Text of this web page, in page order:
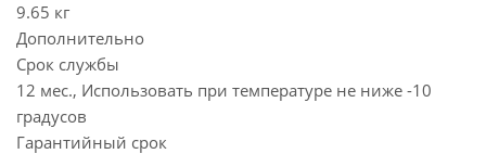
9.65 кг
Дополнительно
Срок службы
12 мес., Использовать при температуре не ниже -10
градусов
Гарантийный срок